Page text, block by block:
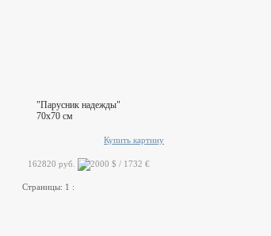
"Парусник надежды"
70x70 см
Купить картину
162820 руб.
Страницы: 1 :